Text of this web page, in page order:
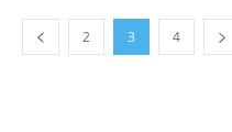
2 3 4